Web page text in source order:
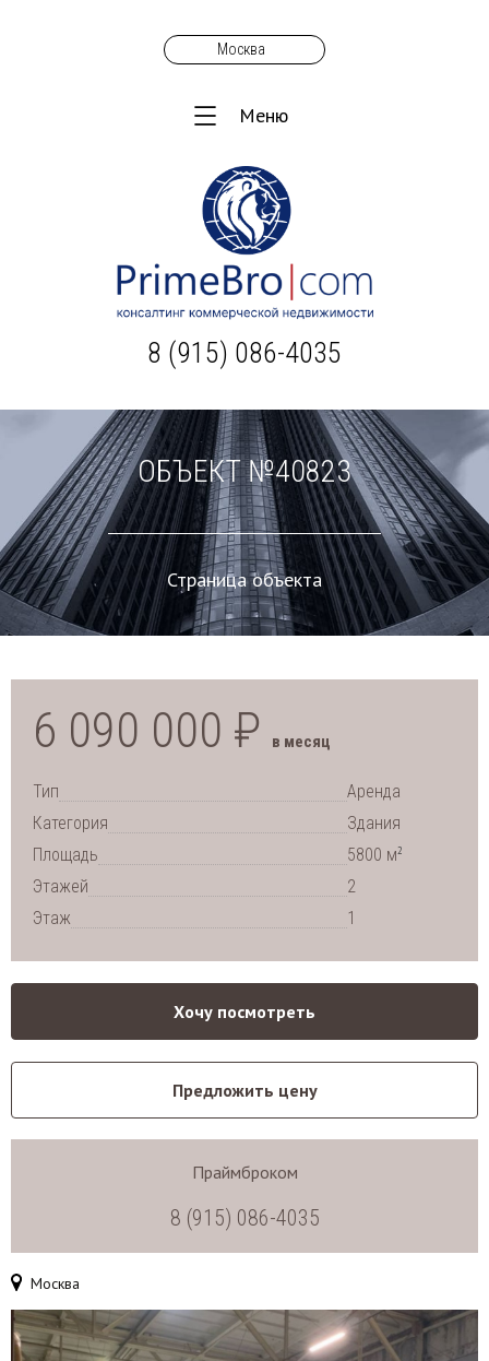
Москва
Меню
8 (915) 086-4035
ОБЪЕКТ №40823
Страница объекта
6 090 000 ₽ в месяц
Тип
Аренда
Категория
Здания
Площадь
5800 м2
Этажей
2
Этаж
1
Хочу посмотреть
Предложить цену
Праймброком
8 (915) 086-4035
Москва